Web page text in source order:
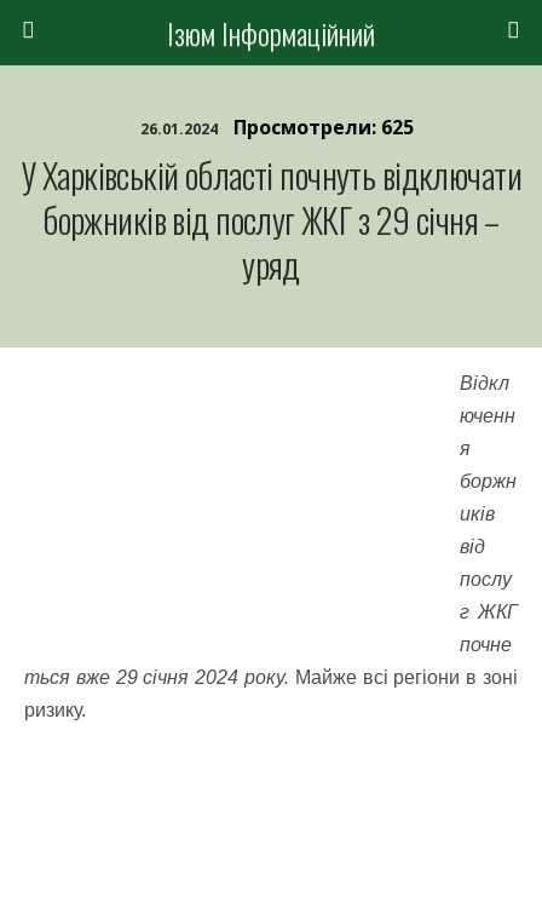
Ізюм Інформаційний
26.01.2024 Просмотрели: 625
У Харківській області почнуть відключати
боржників від послуг ЖКГ з 29 січня –
уряд
Відкл
юченн
я
боржн
иків
від
послу
г ЖКГ
почне
ться вже 29 січня 2024 року. Майже всі регіони в зоні
ризику.